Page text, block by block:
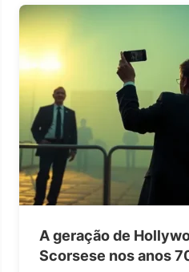
A geração de
Scorsese nos anos